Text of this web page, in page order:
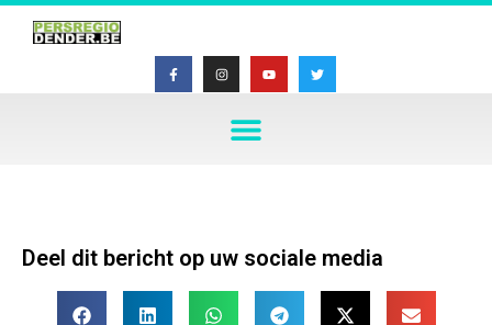
Deel dit bericht op uw sociale media